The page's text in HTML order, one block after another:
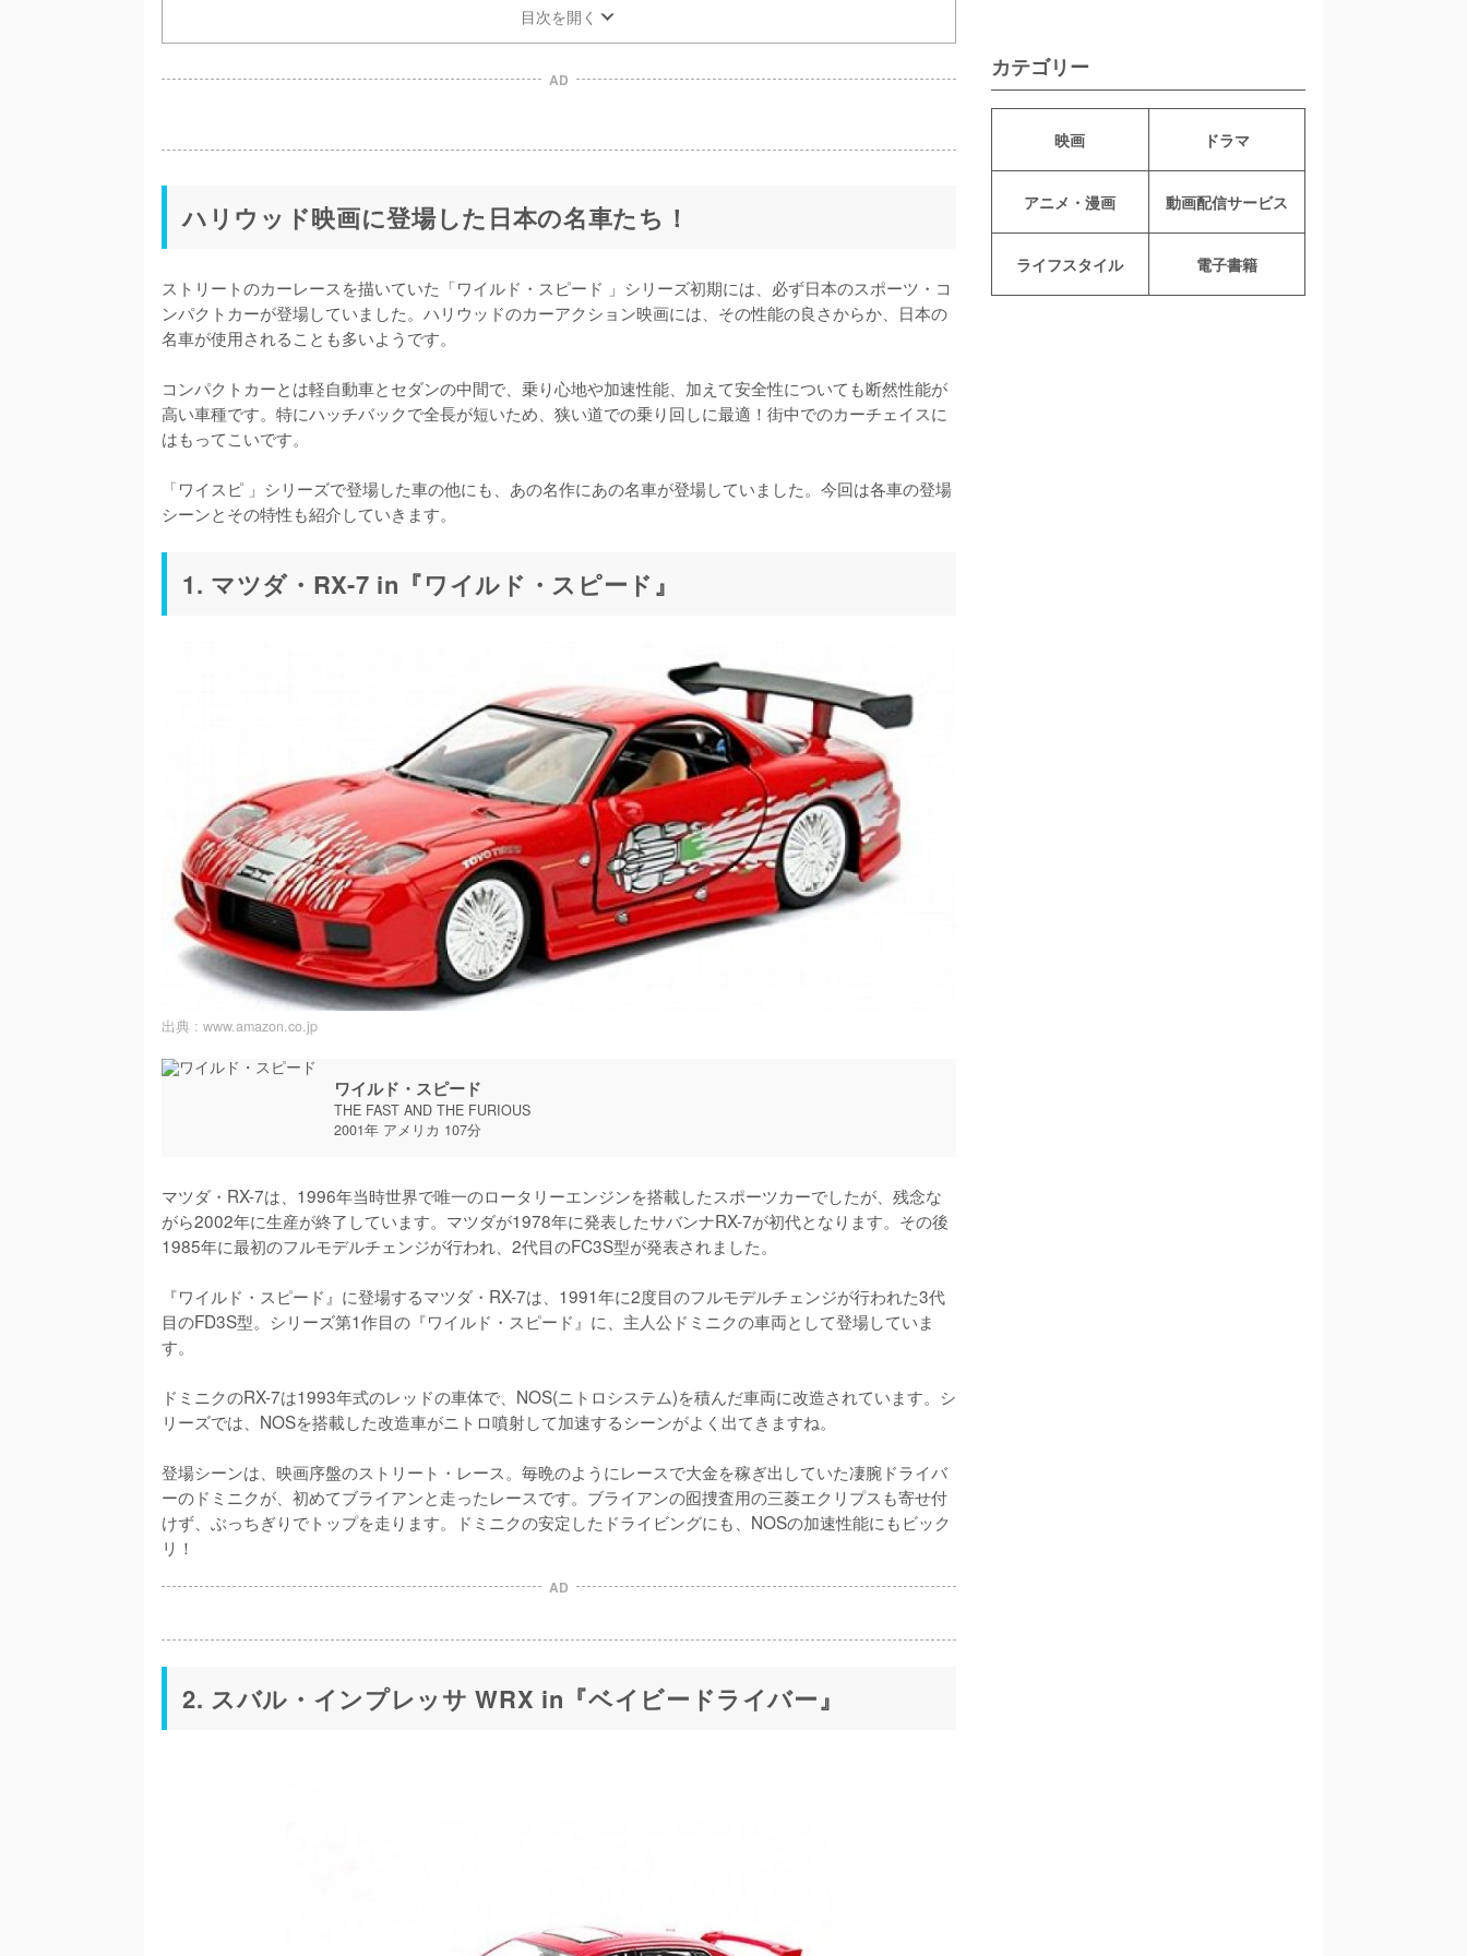
目次を開く
AD
ハリウッド映画に登場した日本の名車たち！
ストリートのカーレースを描いていた「ワイルド・スピード 」シリーズ初期には、必ず日本のスポーツ・コ
ンパクトカーが登場していました。ハリウッドのカーアクション映画には、その性能の良さからか、日本の
名車が使用されることも多いようです。
コンパクトカーとは軽自動車とセダンの中間で、乗り心地や加速性能、加えて安全性についても断然性能が
高い車種です。特にハッチバックで全長が短いため、狭い道での乗り回しに最適！街中でのカーチェイスに
はもってこいです。
「ワイスピ 」シリーズで登場した車の他にも、あの名作にあの名車が登場していました。今回は各車の登場
シーンとその特性も紹介していきます。
1. マツダ・RX-7 in『ワイルド・スピード』
出典 : www.amazon.co.jp
ワイルド・スピード
THE FAST AND THE FURIOUS
2001年 アメリカ 107分
マツダ・RX-7は、1996年当時世界で唯一のロータリーエンジンを搭載したスポーツカーでしたが、残念な
がら2002年に生産が終了しています。マツダが1978年に発表したサバンナRX-7が初代となります。その後
1985年に最初のフルモデルチェンジが行われ、2代目のFC3S型が発表されました。
『ワイルド・スピード』に登場するマツダ・RX-7は、1991年に2度目のフルモデルチェンジが行われた3代
目のFD3S型。シリーズ第1作目の『ワイルド・スピード』に、主人公ドミニクの車両として登場していま
す。
ドミニクのRX-7は1993年式のレッドの車体で、NOS(ニトロシステム)を積んだ車両に改造されています。シ
リーズでは、NOSを搭載した改造車がニトロ噴射して加速するシーンがよく出てきますね。
登場シーンは、映画序盤のストリート・レース。毎晩のようにレースで大金を稼ぎ出していた凄腕ドライバ
ーのドミニクが、初めてブライアンと走ったレースです。ブライアンの囮捜査用の三菱エクリプスも寄せ付
けず、ぶっちぎりでトップを走ります。ドミニクの安定したドライビングにも、NOSの加速性能にもビック
リ！
AD
2. スバル・インプレッサ WRX in『ベイビードライバー』
カテゴリー
映画 ドラマ
アニメ・漫画 動画配信サービス
ライフスタイル 電子書籍